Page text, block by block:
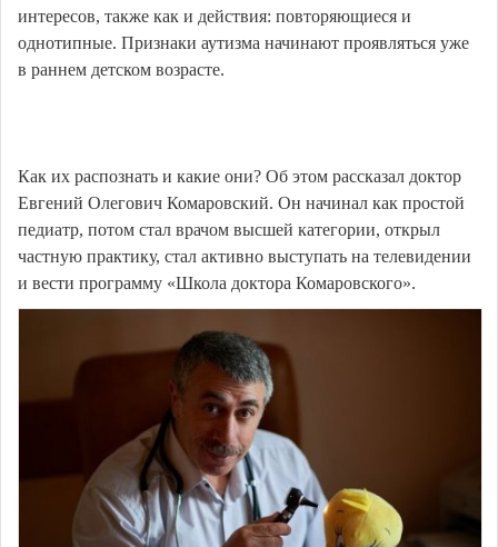
интересов, также как и действия: повторяющиеся и
однотипные. Признаки аутизма начинают проявляться уже
в раннем детском возрасте.
Как их распознать и какие они? Об этом рассказал доктор
Евгений Олегович Комаровский. Он начинал как простой
педиатр, потом стал врачом высшей категории, открыл
частную практику, стал активно выступать на телевидении
и вести программу «Школа доктора Комаровского».